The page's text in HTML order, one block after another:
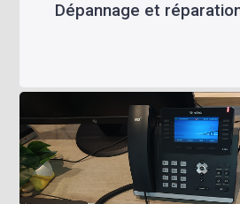
Dépannage et